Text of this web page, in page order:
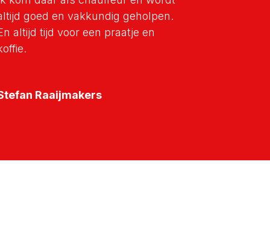
goed en vakkundig geholpen.
altijd tijd voor een praatje en
Raaijmakers